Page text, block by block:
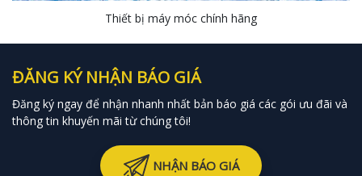
Thiết bị máy móc chính hãng
ĐĂNG KÝ NHẬN BÁO GIÁ
Đăng ký ngay để nhận nhanh nhất bản báo giá các gói ưu đãi và
thông tin khuyến mãi từ chúng tôi!
NHẬN BÁO GIÁ